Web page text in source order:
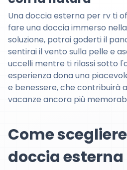
Una doccia esterna per rv ti
fare una doccia immerso
soluzione, potrai goderti il
sentirai il vento sulla pelle e
uccelli mentre ti rilassi sotto
esperienza dona una
e benessere, che contribuirà
vacanze ancora più
Come
doccia esterna